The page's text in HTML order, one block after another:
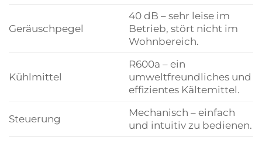
Geräuschpegel
40 dB – sehr leise im
Betrieb, stört nicht im
Wohnbereich.
Kühlmittel
R600a – ein
umweltfreundliches und
effizientes Kältemittel.
Steuerung
Mechanisch – einfach
und intuitiv zu bedienen.